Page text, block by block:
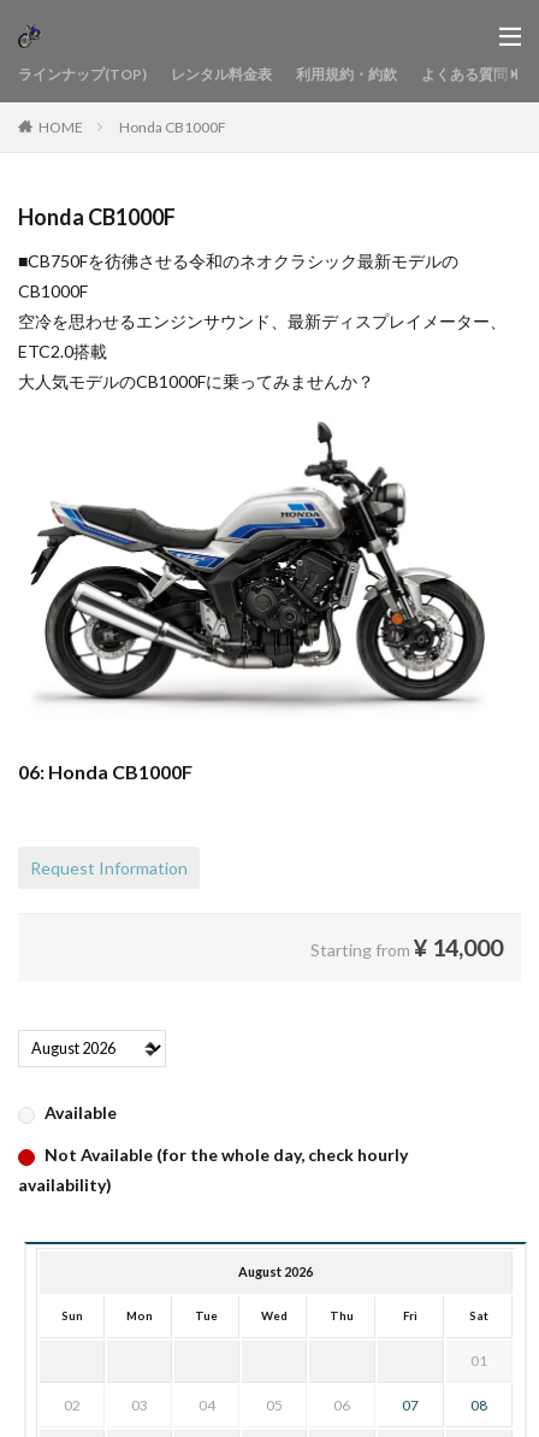
ラインナップ(TOP) レンタル料金表 利用規約・約款 よくある質問
HOME Honda CB1000F
Honda CB1000F
■CB750Fを彷彿させる令和のネオクラシック最新モデルの
CB1000F
空冷を思わせるエンジンサウンド、最新ディスプレイメーター、
ETC2.0搭載
大人気モデルのCB1000Fに乗ってみませんか？
06: Honda CB1000F
Request Information
Starting from ¥ 14,000
Available
Not Available (for the whole day, check hourly
availability)
August 2026
Sun Mon Tue Wed Thu Fri Sat
01
02 03 04 05 06 07 08